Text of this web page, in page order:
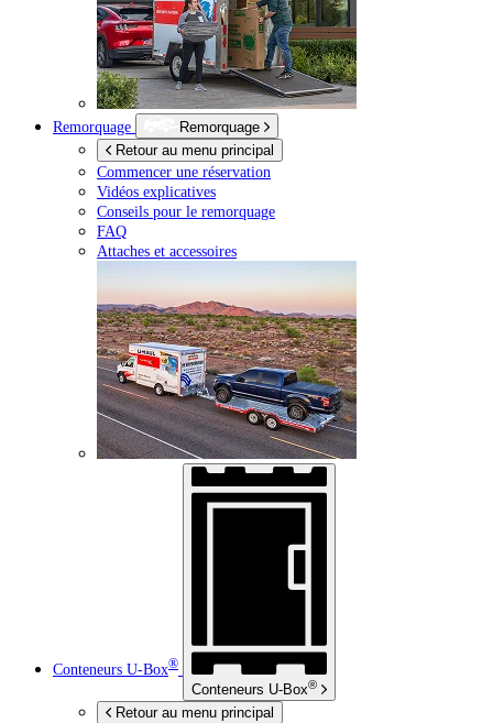
Remorquage
Remorquage
Retour au menu principal
Commencer une réservation
Vidéos explicatives
Conseils pour le remorquage
FAQ
Attaches et accessoires
Conteneurs U-Box®
Conteneurs U-Box®
Retour au menu principal